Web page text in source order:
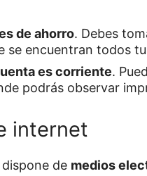
de ahorro. Debes
se encuentran todos
es corriente.
podrás observar
internet
de medios